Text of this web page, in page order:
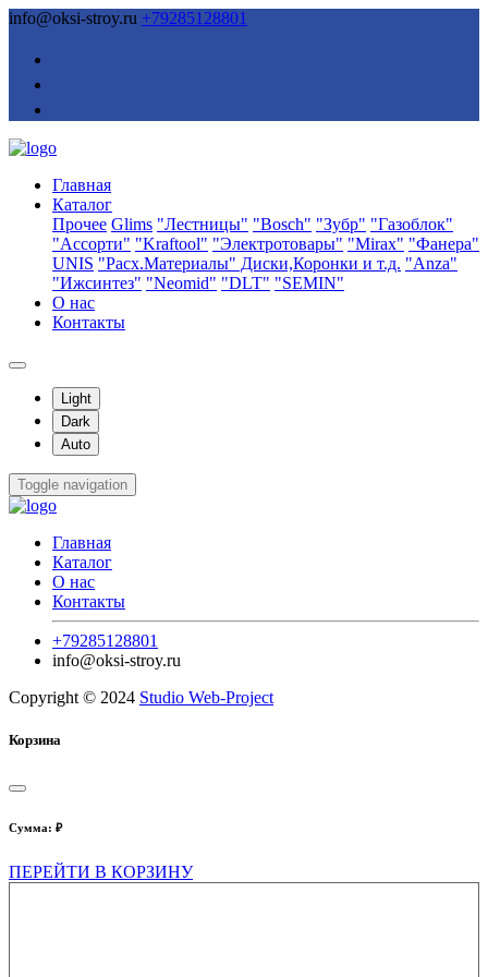
info@oksi-stroy.ru +79285128801
Главная
Каталог
Прочее Glims "Лестницы" "Bosch" "Зубр" "Газоблок"
"Ассорти" "Kraftool" "Электротовары" "Mirax" "Фанера"
UNIS "Расх.Материалы" Диски,Коронки и т.д. "Anza"
"Ижсинтез" "Neomid" "DLT" "SEMIN"
О нас
Контакты
Light
Dark
Auto
Toggle navigation
Главная
Каталог
О нас
Контакты
+79285128801
info@oksi-stroy.ru
Copyright © 2024 Studio Web-Project
Корзина
Сумма: ₽
ПЕРЕЙТИ В КОРЗИНУ